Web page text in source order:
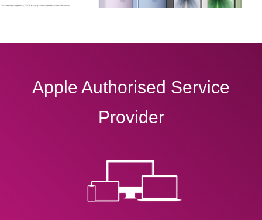
Apple Authorised Service
Provider